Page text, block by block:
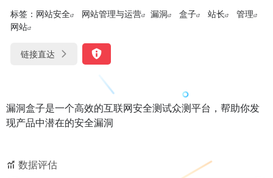
标签： 网站安全 网站管理与运营 漏洞 盒子 站长
管理
网站
链接直达
漏洞盒子是一个高效的互联网安全测试众测平台，帮助你发
现产品中潜在的安全漏洞
数据评估